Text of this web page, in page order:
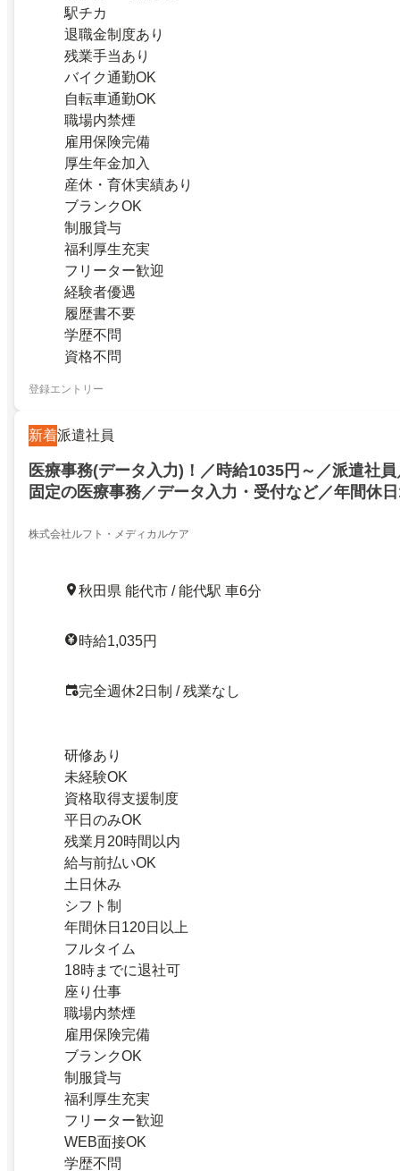
駅チカ
退職金制度あり
残業手当あり
バイク通勤OK
自転車通勤OK
職場内禁煙
雇用保険完備
厚生年金加入
産休・育休実績あり
ブランクOK
制服貸与
福利厚生充実
フリーター歓迎
経験者優遇
履歴書不要
学歴不問
資格不問
登録エントリー
新着派遣社員
医療事務(データ入力)！／時給1035円～／派遣社
固定の医療事務／データ入力・受付など／年間休
OK／月平均残業時間20時間以内／原則定時退社／
株式会社ルフト・メディカルケア
秋田県 能代市 / 能代駅 車6分
時給1,035円
完全週休2日制 / 残業なし
研修あり
未経験OK
資格取得支援制度
平日のみOK
残業月20時間以内
給与前払いOK
土日休み
シフト制
年間休日120日以上
フルタイム
18時までに退社可
座り仕事
職場内禁煙
雇用保険完備
ブランクOK
制服貸与
福利厚生充実
フリーター歓迎
WEB面接OK
学歴不問